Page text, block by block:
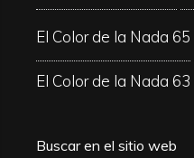
El Color de la Nada 65
El Color de la Nada 63
Buscar en el sitio web